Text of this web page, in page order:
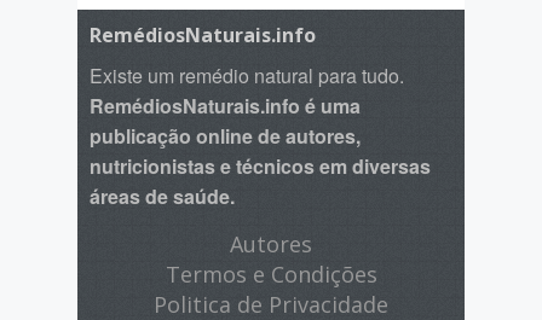
RemédiosNaturais.info
Existe um remédio natural para tudo.
RemédiosNaturais.info é uma
publicação online de autores,
nutricionistas e técnicos em diversas
áreas de saúde.
Autores
Termos e Condições
Politica de Privacidade